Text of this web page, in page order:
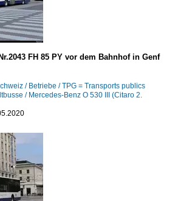
FH 85 PY vor dem Bahnhof in Genf
/ Betriebe / TPG = Transports publics
/ Mercedes-Benz O 530 III (Citaro 2.